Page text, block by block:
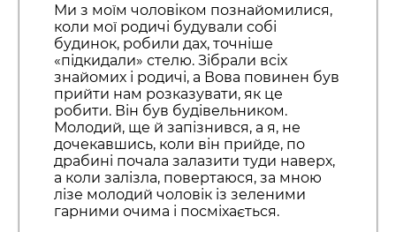
Ми з моїм чоловіком познайомилися,
коли мої родичі будували собі
будинок, робили дах, точніше
«підкидали» стелю. Зібрали всіх
знайомих і родичі, а Вова повинен був
прийти нам розказувати, як це
робити. Він був будівельником.
Молодий, ще й запізнився, а я, не
дочекавшись, коли він прийде, по
драбині почала залазити туди наверх,
а коли залізла, повертаюся, за мною
лізе молодий чоловік із зеленими
гарними очима і посміхається.